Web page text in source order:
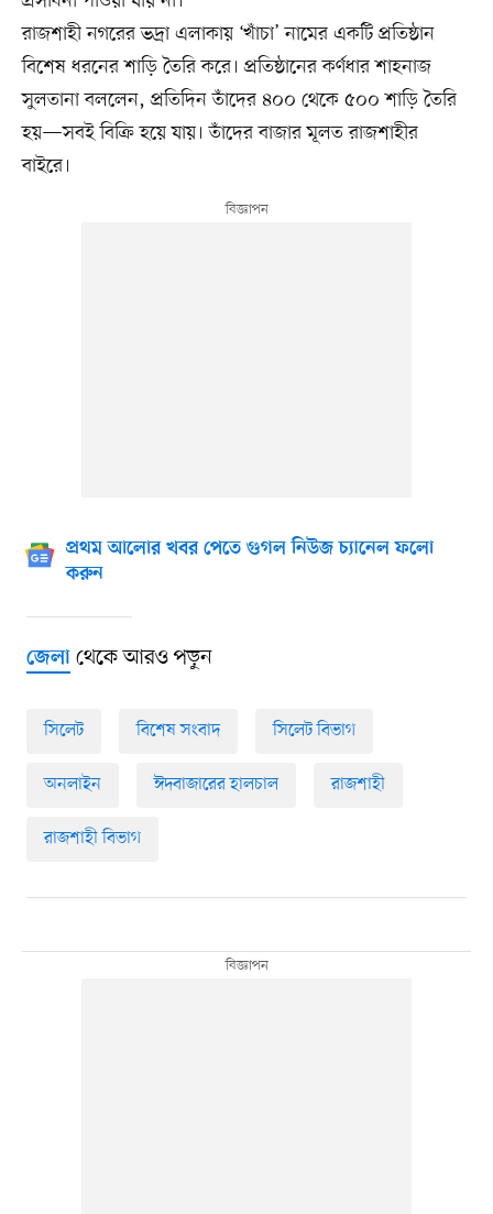
রাজশাহী নগরের ভদ্রা এলাকায় ‘খাঁচা’ নামের একটি প্রতিষ্ঠান
বিশেষ ধরনের শাড়ি তৈরি করে। প্রতিষ্ঠানের কর্ণধার শাহনাজ
সুলতানা বললেন, প্রতিদিন তাঁদের ৪০০ থেকে ৫০০ শাড়ি তৈরি
হয়—সবই বিক্রি হয়ে যায়। তাঁদের বাজার মূলত রাজশাহীর
বাইরে।
প্রথম আলোর খবর পেতে গুগল নিউজ চ্যানেল ফলো
করুন
জেলাথেকে আরও পড়ুন
সিলেট বিশেষ সংবাদ সিলেট বিভাগ
অনলাইন ঈদবাজারের হালচাল রাজশাহী
রাজশাহী বিভাগ